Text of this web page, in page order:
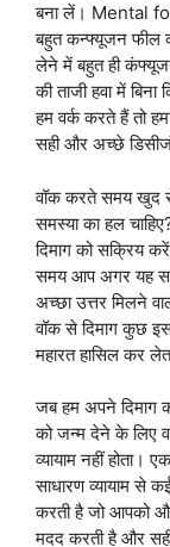
बना लें। Mental
बहुत कन्फ्यूजन फील
लेने में बहुत ही
की ताजी हवा में
हम वर्क करते हैं तो
सही और अच्छे
वॉक करते समय खुद
समस्या का हल
दिमाग को सक्रिय
समय आप अगर यह
अच्छा उत्तर मिलने
वॉक से दिमाग कुछ
महारत हासिल कर
जब हम अपने दिमाग
को जन्म देने के लिए
व्यायाम नहीं होता।
साधारण व्यायाम से
करती है जो आपको
मदद करती है और